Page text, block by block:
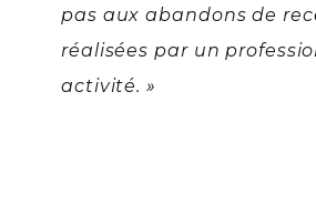
pas aux abandons de
réalisées par un
activité. »